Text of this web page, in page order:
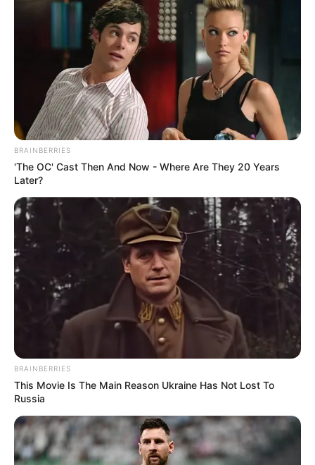
BRAINBERRIES
'The OC' Cast Then And Now - Where Are They 20 Years
Later?
BRAINBERRIES
This Movie Is The Main Reason Ukraine Has Not Lost To
Russia